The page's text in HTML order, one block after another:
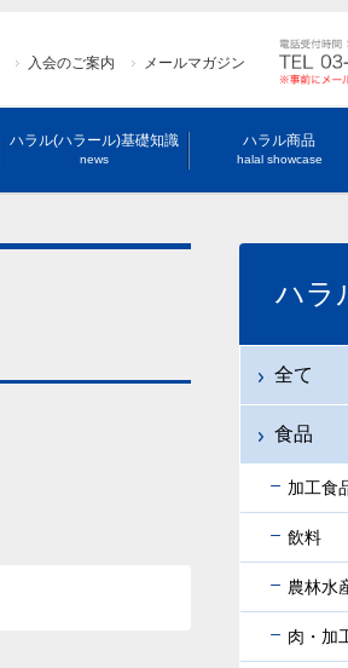
入会のご案内 メールマガジン
ハラル(ハラール)基礎知識
news
ハラル商品
halal showcase
ハラ
全て
食品
加工食
飲料
農林水
肉・加